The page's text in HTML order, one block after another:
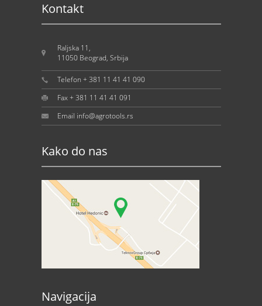
Kontakt
Raljska 11,
11050 Beograd, Srbija
Telefon + 381 11 41 41 090
Fax + 381 11 41 41 091
Email info@agrotools.rs
Kako do nas
Navigacija